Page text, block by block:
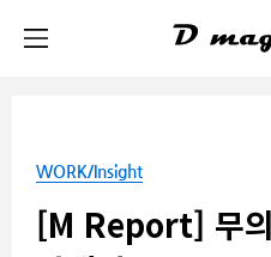
WORK/Insight
[M Report] 무